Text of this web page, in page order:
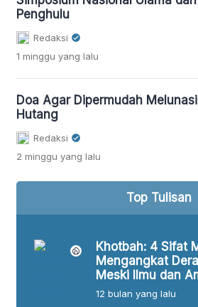
Penghulu
Redaksi
1 minggu yang lalu
Doa Agar Dipermudah Melunasi
Hutang
Redaksi
2 minggu yang lalu
Top Tulisan
Khotbah: 4 Sifat
Mengangkat
Meski Ilmu
12 bulan yang lalu